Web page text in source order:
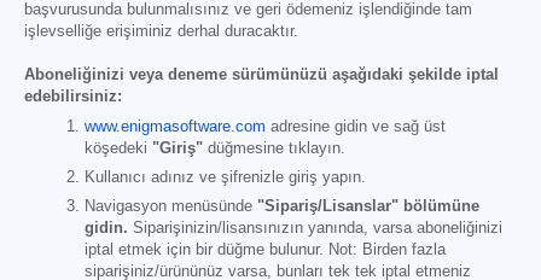
başvurusunda bulunmalısınız ve geri ödemeniz işlendiğinde tam
işlevselliğe erişiminiz derhal duracaktır.
Aboneliğinizi veya deneme sürümünüzü aşağıdaki şekilde iptal
edebilirsiniz:
www.enigmasoftware.com adresine gidin ve sağ üst
köşedeki "Giriş" düğmesine tıklayın.
Kullanıcı adınız ve şifrenizle giriş yapın.
Navigasyon menüsünde "Sipariş/Lisanslar" bölümüne
gidin. Siparişinizin/lisansınızın yanında, varsa aboneliğinizi
iptal etmek için bir düğme bulunur. Not: Birden fazla
siparişiniz/ürününüz varsa, bunları tek tek iptal etmeniz